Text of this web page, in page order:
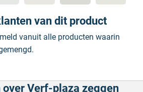
van dit product
vanuit alle producten waarin
Verf-plaza zeggen